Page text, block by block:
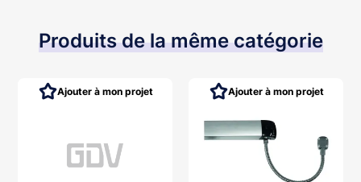
Produits de la même catégorie
Ajouter à mon projet Ajouter à mon projet